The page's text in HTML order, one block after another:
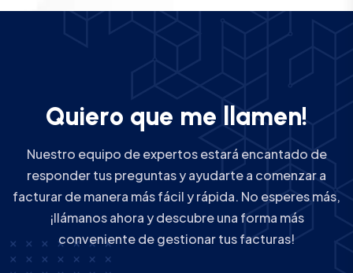
Quiero que me amen!
Nuestro equipo de expertos estará encantado de
responder tus preguntas y ayudarte a comenzar a
facturar de manera más fácil y rápida. No esperes más,
¡llámanos ahora y descubre una forma más
conveniente de gestionar tus facturas!